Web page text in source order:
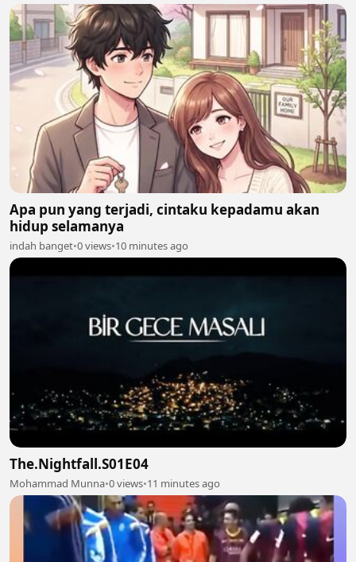
Apa pun yang terjadi, cintaku kepadamu akan
hidup selamanya
indah banget•0 views•10 minutes ago
The.Nightfall.S01E04
Mohammad Munna•0 views•11 minutes ago